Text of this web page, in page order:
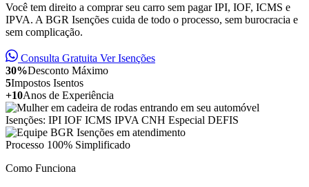
Você tem direito a comprar seu carro sem pagar IPI, IOF, ICMS e
IPVA. A BGR Isenções cuida de todo o processo, sem burocracia e
sem complicação.
Consulta Gratuita Ver Isenções
30%Desconto Máximo
5Impostos Isentos
+10Anos de Experiência
Isenções: IPI IOF ICMS IPVA CNH Especial DEFIS
Processo 100% Simplificado
Como Funciona